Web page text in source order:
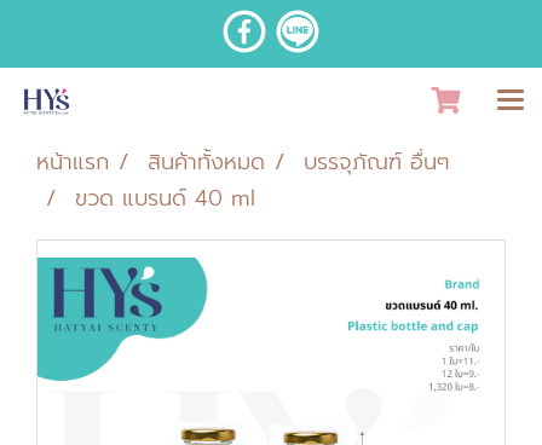
หน้าแรก สินค้าทั้งหมด
บรรจุภัณฑ์ อื่นๆ
ขวด แบรนด์ 40 ml